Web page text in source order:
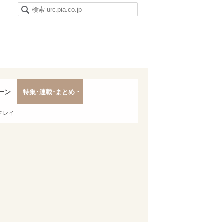
ン 特集･連載･まとめ
レイ